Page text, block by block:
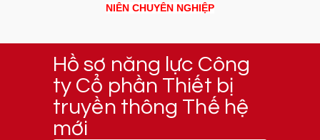
NIÊN CHUYÊN NGHIỆP
Hồ sơ năng lực Công
ty Cổ phần Thiết bị
truyền thông Thế hệ
mới